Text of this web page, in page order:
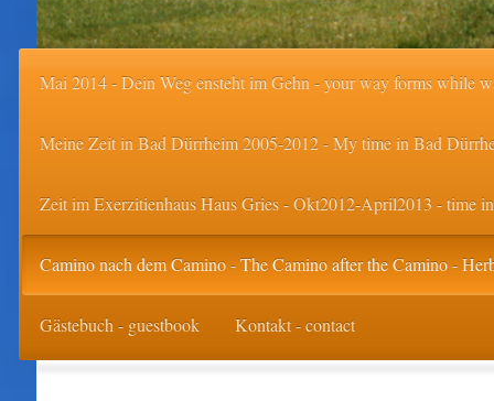
Mai 2014 - Dein Weg ensteht im Gehn - your way forms while
Meine Zeit in Bad Dürrheim 2005-2012 - My time in Bad
Zeit im Exerzitienhaus Haus Gries - Okt2012-April2013 - time
Camino nach dem Camino - The Camino after the Camino -
Gästebuch - guestbook Kontakt - contact